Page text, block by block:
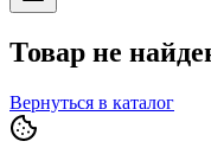
Товар не
Вернуться в каталог